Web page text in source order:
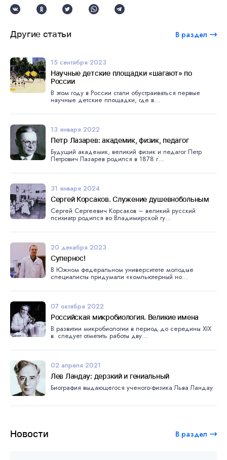
Новости В раздел
Другие статьи В раздел
15 сентября 2023
Научные детские площадки «шагают» по
России
В этом году в России стали обустраиваться первые
научные детские площадки, где в...
13 января 2022
Петр Лазарев: академик, физик, педагог
Будущий академик, великий физик и педагог Петр
Петрович Лазарев родился в 1878 г...
31 января 2024
Сергей Корсаков. Служение душевнобольным
Сергей Сергеевич Корсаков – великий русский
психиатр родился во Владимирской гу...
20 декабря 2023
Супернос!
В Южном федеральном университете молодые
специалисты придумали «компьютерный но...
07 октября 2022
Российская микробиология. Великие имена
В развитии микробиологии в период до середины XIX
в. следует отметить работы дву...
02 апреля 2021
Лев Ландау: дерзкий и гениальный
Биография выдающегося ученого-физика Льва Ландау